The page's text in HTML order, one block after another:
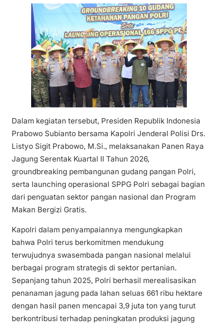
Dalam kegiatan tersebut, Presiden Republik Indonesia
Prabowo Subianto bersama Kapolri Jenderal Polisi Drs.
Listyo Sigit Prabowo, M.Si., melaksanakan Panen Raya
Jagung Serentak Kuartal II Tahun 2026,
groundbreaking pembangunan gudang pangan Polri,
serta launching operasional SPPG Polri sebagai bagian
dari penguatan sektor pangan nasional dan Program
Makan Bergizi Gratis.
Kapolri dalam penyampaiannya mengungkapkan
bahwa Polri terus berkomitmen mendukung
terwujudnya swasembada pangan nasional melalui
berbagai program strategis di sektor pertanian.
Sepanjang tahun 2025, Polri berhasil merealisasikan
penanaman jagung pada lahan seluas 661 ribu hektare
dengan hasil panen mencapai 3,9 juta ton yang turut
berkontribusi terhadap peningkatan produksi jagung